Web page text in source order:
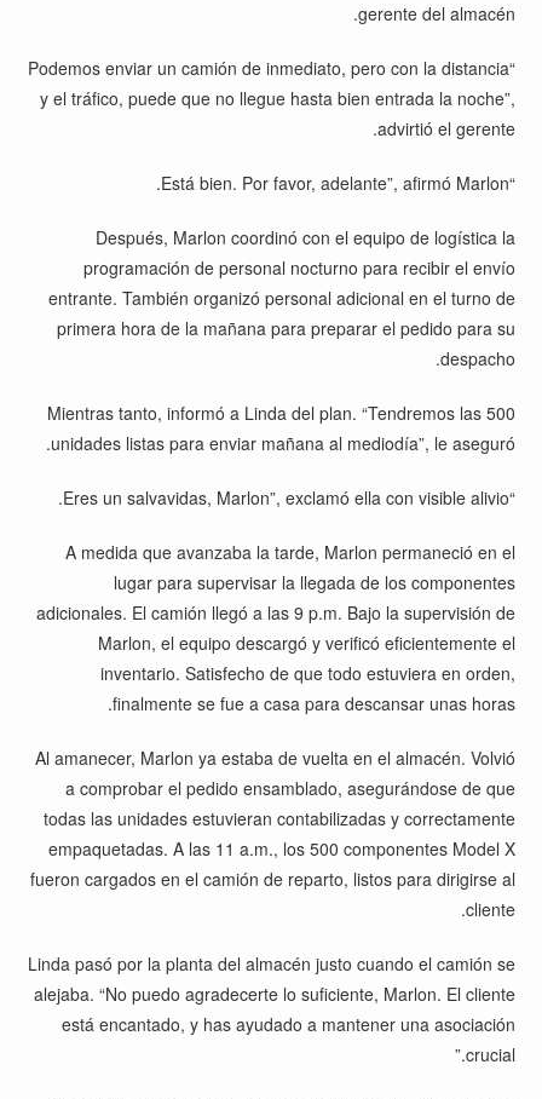
gerente del almacén.
“Podemos enviar un camión de inmediato, pero con la distancia
y el tráfico, puede que no llegue hasta bien entrada la noche”,
advirtió el gerente.
“Está bien. Por favor, adelante”, afirmó Marlon.
Después, Marlon coordinó con el equipo de logística la
programación de personal nocturno para recibir el envío
entrante. También organizó personal adicional en el turno de
primera hora de la mañana para preparar el pedido para su
despacho.
Mientras tanto, informó a Linda del plan. “Tendremos las 500
unidades listas para enviar mañana al mediodía”, le aseguró.
“Eres un salvavidas, Marlon”, exclamó ella con visible alivio.
A medida que avanzaba la tarde, Marlon permaneció en el
lugar para supervisar la llegada de los componentes
adicionales. El camión llegó a las 9 p.m. Bajo la supervisión de
Marlon, el equipo descargó y verificó eficientemente el
inventario. Satisfecho de que todo estuviera en orden,
finalmente se fue a casa para descansar unas horas.
Al amanecer, Marlon ya estaba de vuelta en el almacén. Volvió
a comprobar el pedido ensamblado, asegurándose de que
todas las unidades estuvieran contabilizadas y correctamente
empaquetadas. A las 11 a.m., los 500 componentes Model X
fueron cargados en el camión de reparto, listos para dirigirse al
cliente.
Linda pasó por la planta del almacén justo cuando el camión se
alejaba. “No puedo agradecerte lo suficiente, Marlon. El cliente
está encantado, y has ayudado a mantener una asociación
crucial.”